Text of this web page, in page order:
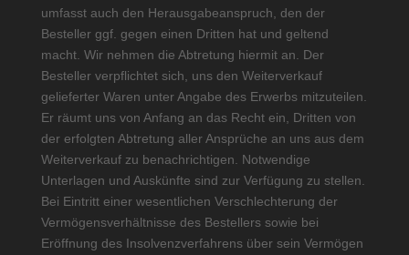
umfasst auch den Herausgabeanspruch, den der
Besteller ggf. gegen einen Dritten hat und geltend
macht. Wir nehmen die Abtretung hiermit an. Der
Besteller verpflichtet sich, uns den Weiterverkauf
gelieferter Waren unter Angabe des Erwerbs mitzuteilen.
Er räumt uns von Anfang an das Recht ein, Dritten von
der erfolgten Abtretung aller Ansprüche an uns aus dem
Weiterverkauf zu benachrichtigen. Notwendige
Unterlagen und Auskünfte sind zur Verfügung zu stellen.
Bei Eintritt einer wesentlichen Verschlechterung der
Vermögensverhältnisse des Bestellers sowie bei
Eröffnung des Insolvenzverfahrens über sein Vermögen